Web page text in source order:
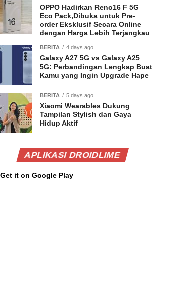
OPPO Hadirkan Reno16 F 5G
Eco Pack,Dibuka untuk Pre-
order Eksklusif Secara Online
dengan Harga Lebih Terjangkau
BERITA 4 days ago
Galaxy A27 5G vs Galaxy A25
5G: Perbandingan Lengkap Buat
Kamu yang Ingin Upgrade Hape
BERITA 5 days ago
Xiaomi Wearables Dukung
Tampilan Stylish dan Gaya
Hidup Aktif
APLIKASI DROIDLIME